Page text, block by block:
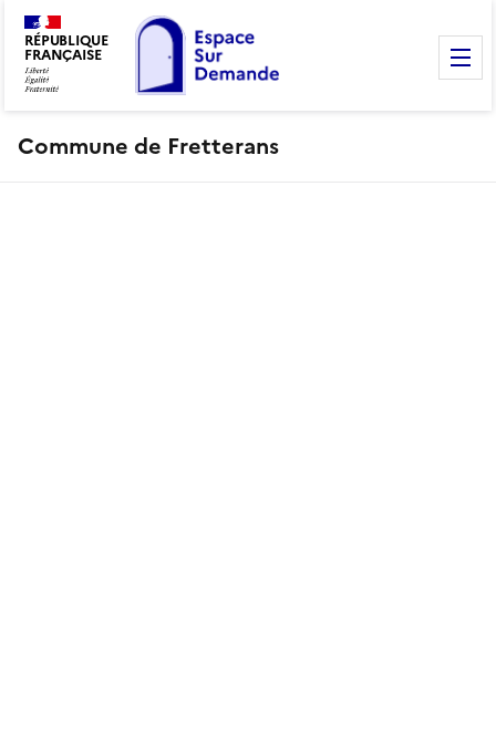
RÉPUBLIQUE
FRANÇAISE
Commune de Fretterans